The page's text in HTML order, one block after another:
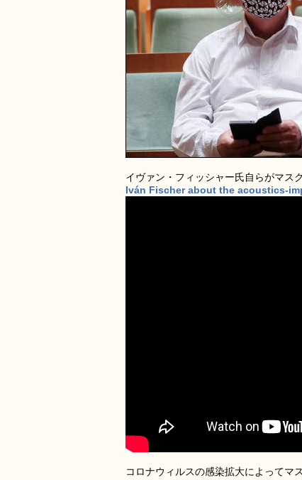
イヴァン・フィッシャー氏自らがマス
Iván Fischer about the acoustics-
コロナウィルスの感染拡大によってマ